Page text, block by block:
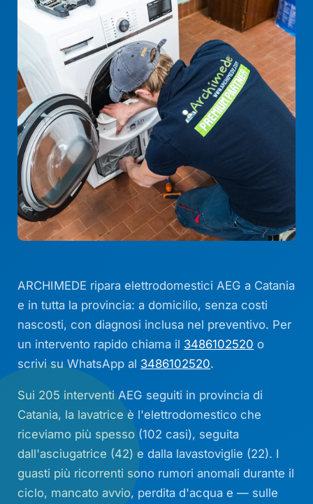
ARCHIMEDE ripara elettrodomestici AEG a Catania
e in tutta la provincia: a domicilio, senza costi
nascosti, con diagnosi inclusa nel preventivo. Per
un intervento rapido chiama il 3486102520 o
scrivi su WhatsApp al 3486102520.
Sui 205 interventi AEG seguiti in provincia di
Catania, la lavatrice è l'elettrodomestico che
riceviamo più spesso (102 casi), seguita
dall'asciugatrice (42) e dalla lavastoviglie (22). I
guasti più ricorrenti sono rumori anomali durante il
ciclo, mancato avvio, perdita d'acqua e — sulle